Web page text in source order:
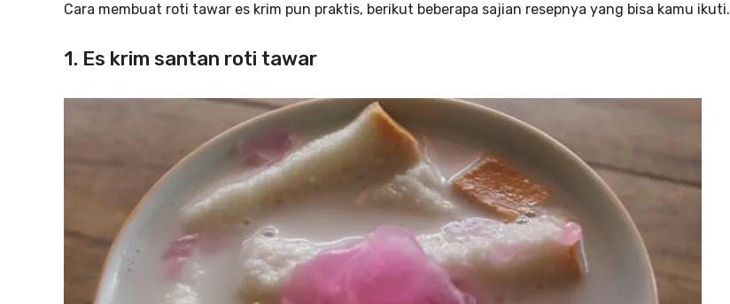
Cara membuat roti tawar es krim pun praktis, berikut beberapa sajian resepnya yang bisa kamu ikuti.
1. Es krim santan roti tawar